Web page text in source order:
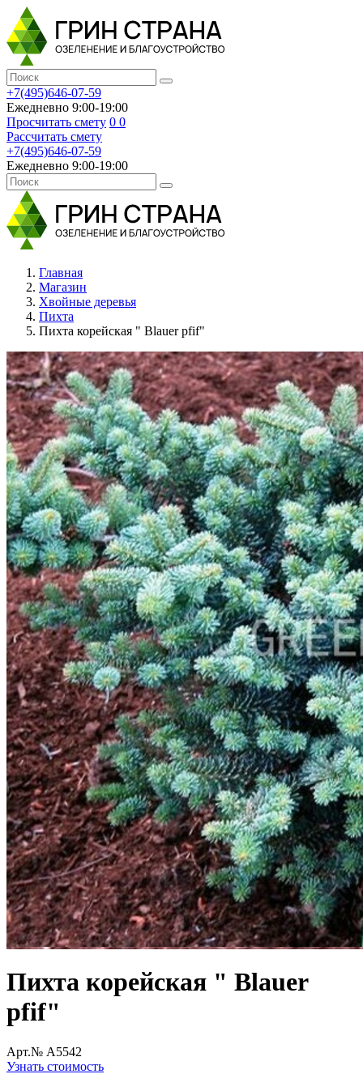
+7(495)646-07-59
Ежедневно 9:00-19:00
Просчитать смету 0 0
Рассчитать смету
+7(495)646-07-59
Ежедневно 9:00-19:00
Главная
Магазин
Хвойные деревья
Пихта
Пихта корейская " Blauer pfif"
Пихта корейская " Blauer
pfif"
Арт.№ A5542
Узнать стоимость